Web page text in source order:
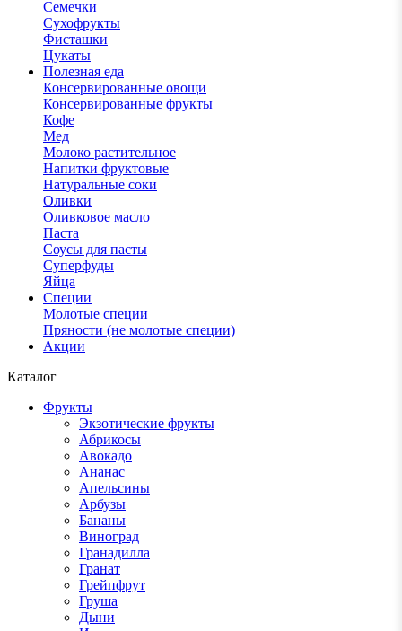
Семечки
Сухофрукты
Фисташки
Цукаты
Полезная еда
Консервированные овощи
Консервированные фрукты
Кофе
Мед
Молоко растительное
Напитки фруктовые
Натуральные соки
Оливки
Оливковое масло
Паста
Соусы для пасты
Суперфуды
Яйца
Специи
Молотые специи
Пряности (не молотые специи)
Акции
Каталог
Фрукты
Экзотические фрукты
Абрикосы
Авокадо
Ананас
Апельсины
Арбузы
Бананы
Виноград
Гранадилла
Гранат
Грейпфрут
Груша
Дыни